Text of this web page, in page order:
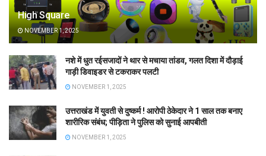
High Square
NOVEMBER 1, 2025
नशे में धुत रईसजादों ने थार से मचाया तांडव, गलत दिशा में दौड़ाई
गाड़ी डिवाइडर से टकराकर पलटी
NOVEMBER 1, 2025
उत्तराखंड में युवती से दुष्कर्म ! आरोपी ठेकेदार ने 1 साल तक बनाए
शारीरिक संबंध; पीड़िता ने पुलिस को सुनाई आपबीती
NOVEMBER 1, 2025